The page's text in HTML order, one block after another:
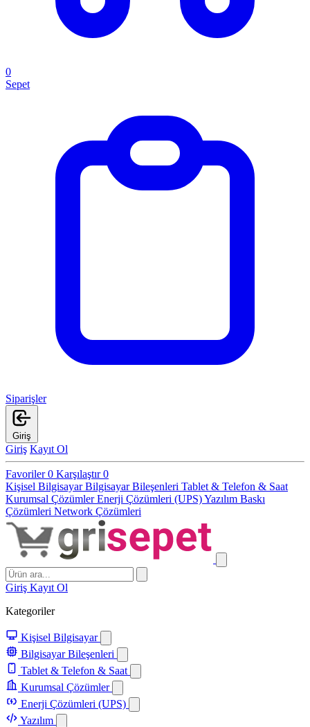
0
Sepet
Siparişler
Giriş
Giriş Kayıt Ol
Favoriler0 Karşılaştır0
Kişisel BilgisayarBilgisayar Bileşenleri Tablet & Telefon & Saat
Kurumsal ÇözümlerEnerji Çözümleri (UPS)Yazılım Baskı
Çözümleri Network Çözümleri
Giriş Kayıt Ol
Kategoriler
Kişisel Bilgisayar
Bilgisayar Bileşenleri
Tablet & Telefon & Saat
Kurumsal Çözümler
Enerji Çözümleri (UPS)
Yazılım